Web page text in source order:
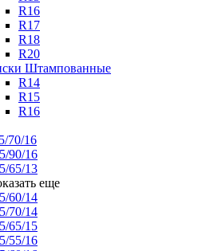
R16
R17
R18
R20
Штампованные
R14
R15
R16
70/16
90/16
65/13
еще
60/14
70/14
65/15
55/16